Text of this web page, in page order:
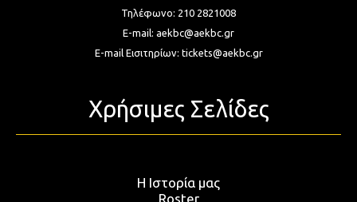
Τηλέφωνο: 210 2821008
E-mail: aekbc@aekbc.gr
E-mail Εισιτηρίων: tickets@aekbc.gr
Χρήσιμες Σελίδες
Η Ιστορία μας
Roster